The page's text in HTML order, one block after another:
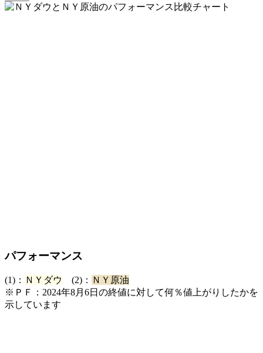
パフォーマンス
(1)： ＮＹダウ (2)：
ＮＹ原油
※ＰＦ：2024年8月6日の終値に対して何％値上がりしたかを
示しています